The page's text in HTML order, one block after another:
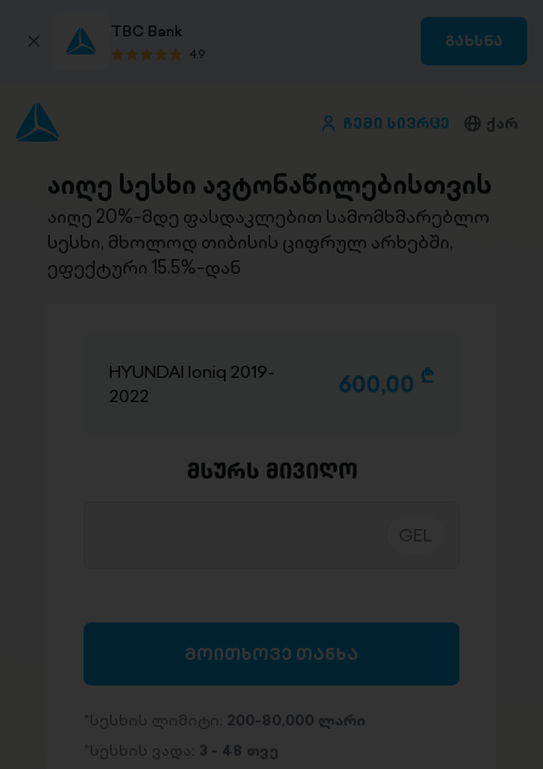
TBC Bank
4.9
გახსნა
ჩემი სივრცე ქარ
აიღე სესხი ავტონაწილებისთვის
აიღე 20%-მდე ფასდაკლებით სამომხმარებლო
სესხი, მხოლოდ თიბისის ციფრულ არხებში,
ეფექტური 15.5%-დან
HYUNDAI Ioniq 2019-
2022
600,00 D
მსურს მივიღო
მოითხოვე თანხა
სესხის ლიმიტი: 200-80,000 ლარი
სესხის ვადა: 3 - 48 თვე